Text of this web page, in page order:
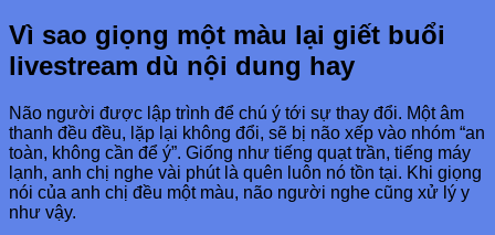
Vì sao giọng một màu lại giết buổi
livestream dù nội dung hay
Não người được lập trình để chú ý tới sự thay đổi. Một âm
thanh đều đều, lặp lại không đổi, sẽ bị não xếp vào nhóm “an
toàn, không cần để ý”. Giống như tiếng quạt trần, tiếng máy
lạnh, anh chị nghe vài phút là quên luôn nó tồn tại. Khi giọng
nói của anh chị đều một màu, não người nghe cũng xử lý y
như vậy.